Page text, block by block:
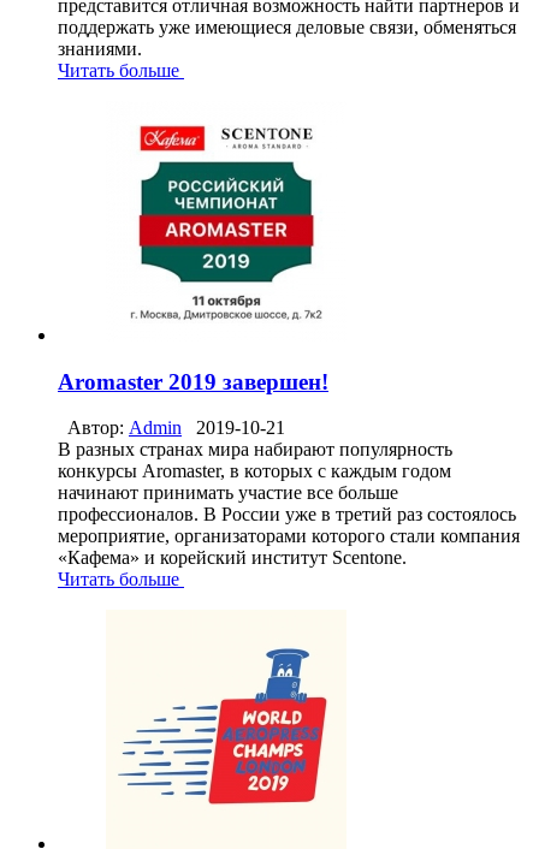
представится отличная возможность найти партнеров и
поддержать уже имеющиеся деловые связи, обменяться
знаниями.
Читать больше
Aromaster 2019 завершен!
Автор: Admin
2019-10-21
В разных странах мира набирают популярность
конкурсы Aromaster, в которых с каждым годом
начинают принимать участие все больше
профессионалов. В России уже в третий раз состоялось
мероприятие, организаторами которого стали компания
«Кафема» и корейский институт Scentone.
Читать больше